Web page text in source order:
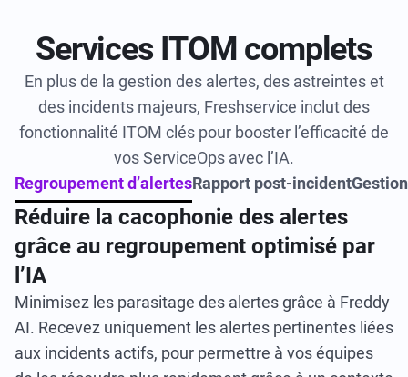
Services ITOM complets
En plus de la gestion des alertes, des astreintes et
des incidents majeurs, Freshservice inclut des
fonctionnalité ITOM clés pour booster l’efficacité de
vos ServiceOps avec l’IA.
Regroupement d’alertesRapport post-incident
Réduire la cacophonie des alertes
grâce au regroupement optimisé par
l’IA
Minimisez les parasitage des alertes grâce à Freddy
AI. Recevez uniquement les alertes pertinentes liées
aux incidents actifs, pour permettre à vos équipes